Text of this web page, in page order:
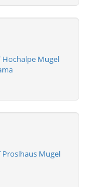
Hochalpe Mugel
Mugel